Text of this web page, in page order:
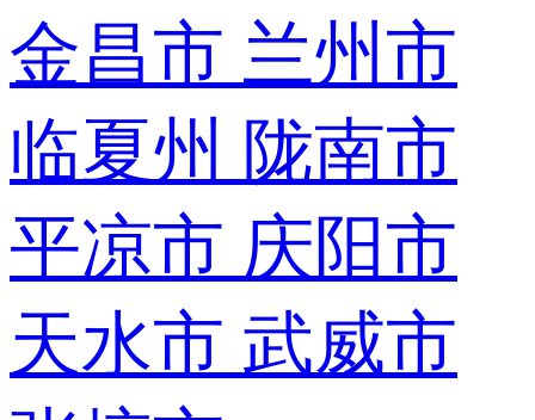
金昌市 兰州市
临夏州 陇南市
平凉市 庆阳市
天水市 武威市